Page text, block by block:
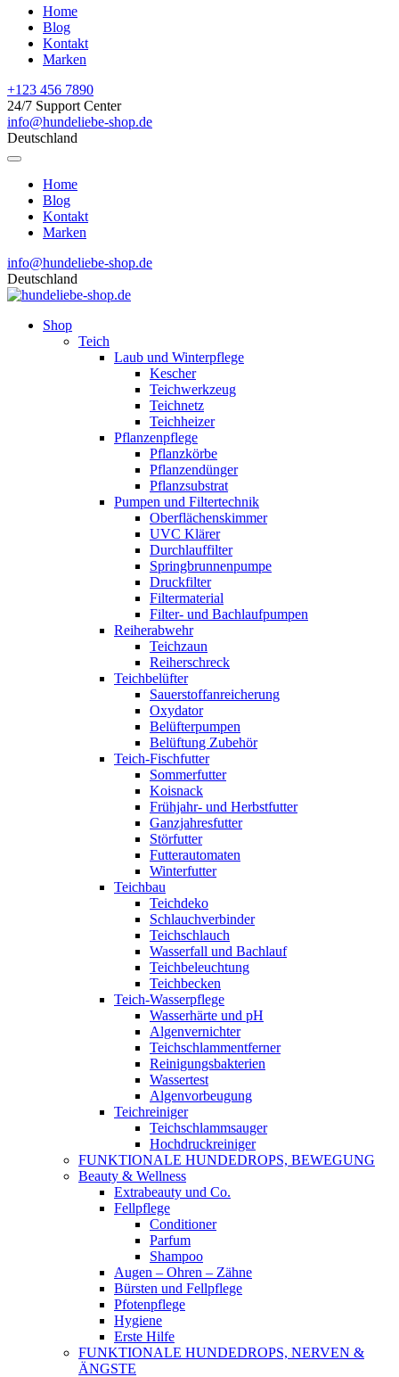
Home
Blog
Kontakt
Marken
+123 456 7890
24/7 Support Center
info@hundeliebe-shop.de
Deutschland
Home
Blog
Kontakt
Marken
info@hundeliebe-shop.de
Deutschland
Shop
Teich
Laub und Winterpflege
Kescher
Teichwerkzeug
Teichnetz
Teichheizer
Pflanzenpflege
Pflanzkörbe
Pflanzendünger
Pflanzsubstrat
Pumpen und Filtertechnik
Oberflächenskimmer
UVC Klärer
Durchlauffilter
Springbrunnenpumpe
Druckfilter
Filtermaterial
Filter- und Bachlaufpumpen
Reiherabwehr
Teichzaun
Reiherschreck
Teichbelüfter
Sauerstoffanreicherung
Oxydator
Belüfterpumpen
Belüftung Zubehör
Teich-Fischfutter
Sommerfutter
Koisnack
Frühjahr- und Herbstfutter
Ganzjahresfutter
Störfutter
Futterautomaten
Winterfutter
Teichbau
Teichdeko
Schlauchverbinder
Teichschlauch
Wasserfall und Bachlauf
Teichbeleuchtung
Teichbecken
Teich-Wasserpflege
Wasserhärte und pH
Algenvernichter
Teichschlammentferner
Reinigungsbakterien
Wassertest
Algenvorbeugung
Teichreiniger
Teichschlammsauger
Hochdruckreiniger
FUNKTIONALE HUNDEDROPS, BEWEGUNG
Beauty & Wellness
Extrabeauty und Co.
Fellpflege
Conditioner
Parfum
Shampoo
Augen – Ohren – Zähne
Bürsten und Fellpflege
Pfotenpflege
Hygiene
Erste Hilfe
FUNKTIONALE HUNDEDROPS, NERVEN &
ÄNGSTE